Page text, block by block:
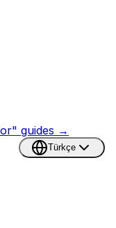
guides →
Türkçe